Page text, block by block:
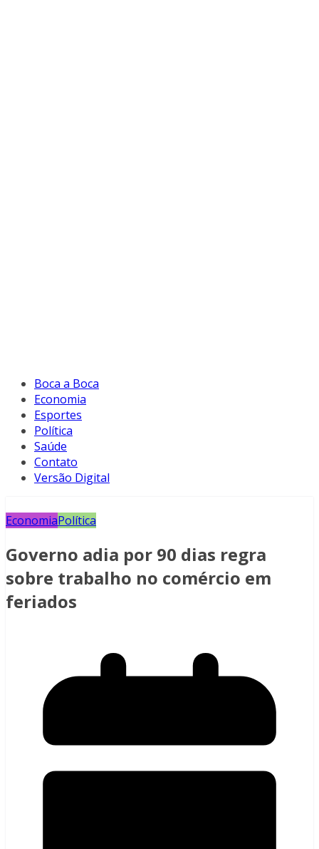
Boca a Boca
Economia
Esportes
Política
Saúde
Contato
Versão Digital
EconomiaPolítica
Governo adia por 90 dias regra
sobre trabalho no comércio em
feriados